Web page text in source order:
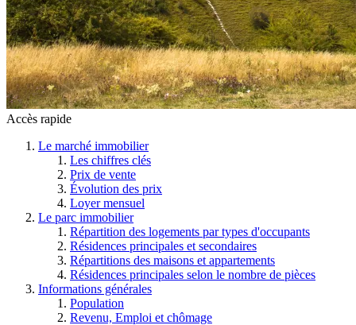
Accès rapide
Le marché immobilier
Les chiffres clés
Prix de vente
Évolution des prix
Loyer mensuel
Le parc immobilier
Répartition des logements par types d'occupants
Résidences principales et secondaires
Répartitions des maisons et appartements
Résidences principales selon le nombre de pièces
Informations générales
Population
Revenu, Emploi et chômage